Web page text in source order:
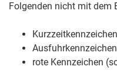
Folgenden nicht mit dem
rote Kennzeichen